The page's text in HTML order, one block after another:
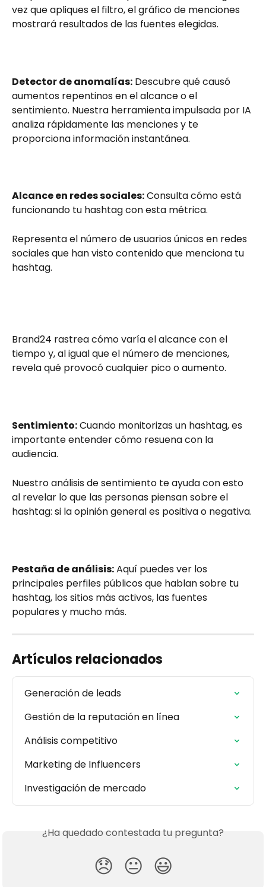
vez que apliques el filtro, el gráfico de menciones
mostrará resultados de las fuentes elegidas.
Detector de anomalías: Descubre qué causó
aumentos repentinos en el alcance o el
sentimiento. Nuestra herramienta impulsada por IA
analiza rápidamente las menciones y te
proporciona información instantánea.
Alcance en redes sociales: Consulta cómo está
funcionando tu hashtag con esta métrica.
Representa el número de usuarios únicos en redes
sociales que han visto contenido que menciona tu
hashtag.
Brand24 rastrea cómo varía el alcance con el
tiempo y, al igual que el número de menciones,
revela qué provocó cualquier pico o aumento.
Sentimiento: Cuando monitorizas un hashtag, es
importante entender cómo resuena con la
audiencia.
Nuestro análisis de sentimiento te ayuda con esto
al revelar lo que las personas piensan sobre el
hashtag: si la opinión general es positiva o negativa.
Pestaña de análisis: Aquí puedes ver los
principales perfiles públicos que hablan sobre tu
hashtag, los sitios más activos, las fuentes
populares y mucho más.
Artículos relacionados
Generación de leads
Gestión de la reputación en línea
Análisis competitivo
Marketing de Influencers
Investigación de mercado
¿Ha quedado contestada tu pregunta?
😞 😐 😃